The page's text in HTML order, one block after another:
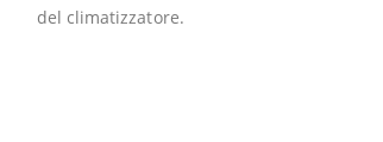
del climatizzatore.